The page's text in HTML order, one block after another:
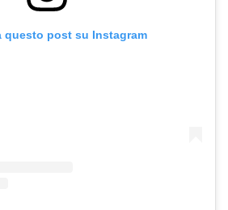
questo post su Instagram